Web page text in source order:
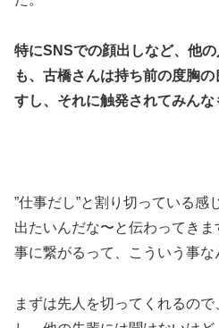
特にSNSでの顔出しなど、他
も、古橋さんは持ち前の度胸
すし、それに触発されてみんな
”仕事だし”と割り切っている感
出たいんだな〜と伝わってき
事に繋がるって、こういう事な
まずは先人を切ってくれるの